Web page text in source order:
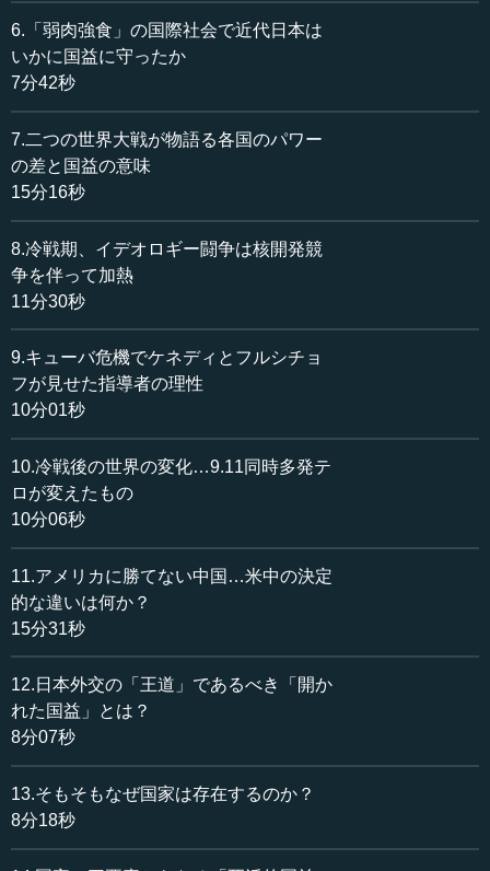
てきました。リアリストの主張する通り、道義で平和が実
現できるわけではありません。したがって、道義に過大な
期待を抱くことは禁物ですが、道義を無視して国際秩序を
語ることもできません。
現実主義国際政治学の開祖とも言われるE.H.カー（1892-
1982）も、名著『危機の20年』（1951年）で理想主義（つ
も、「力の要素を無視することがユートピア的であるよう
に、およそ世界秩序における道義の要素を無視する現実主
義も非現実的なリアリズムである」と指摘し、「政治行動
は、道義と力との整合の上に立って行われるのでなければ
つまり国家は、国益とパワーという要素だけでその行動
を決定しているわけではないのです。こうした認識に立っ
て、国益とパワーと道義の関係について論じてみましょ
う。
●パワーの道義に対する優越性
第一に、パワーの道義に対する優越です。
会議において、「国際連盟の道徳的価値にまず最初に、そ
して主に頼ろうとするのである」と述べたように、ヨーロ
ッパを殺戮と破壊の戦場に変えた第一次大戦を経て、国際
秩序は、パワーではなく、道義（正義）によって再建され
ようとしました。しかし、道義を掲げた国際連盟は大国の
参加を欠き、力を結集できませんでした。アメリカは不参
加、日独伊が脱退し、ソ連は遅れて参加しましたが、その
後脱退し、大戦勃発の39...
6.「弱肉強食」の国際社会で近代日本は
いかに国益に守ったか
7分42秒
7.二つの世界大戦が物語る各国のパワー
の差と国益の意味
15分16秒
8.冷戦期、イデオロギー闘争は核開発競
争を伴って加熱
11分30秒
9.キューバ危機でケネディとフルシチョ
フが見せた指導者の理性
10分01秒
10.冷戦後の世界の変化…9.11同時多発テ
ロが変えたもの
10分06秒
11.アメリカに勝てない中国…米中の決定
的な違いは何か？
15分31秒
12.日本外交の「王道」であるべき「開か
れた国益」とは？
8分07秒
13.そもそもなぜ国家は存在するのか？
8分18秒